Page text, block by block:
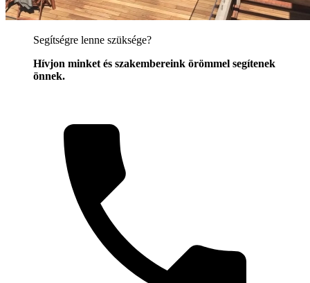
Segítségre lenne szüksége?
Hívjon minket és szakembereink örömmel segítenek
önnek.